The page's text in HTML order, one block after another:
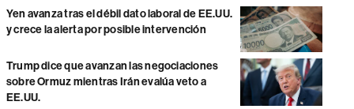
Yen avanza tras el débil dato laboral de EE.UU.
y crece la alerta por posible intervención
Trump dice que avanzan las negociaciones
sobre Ormuz mientras Irán evalúa veto a
EE.UU.